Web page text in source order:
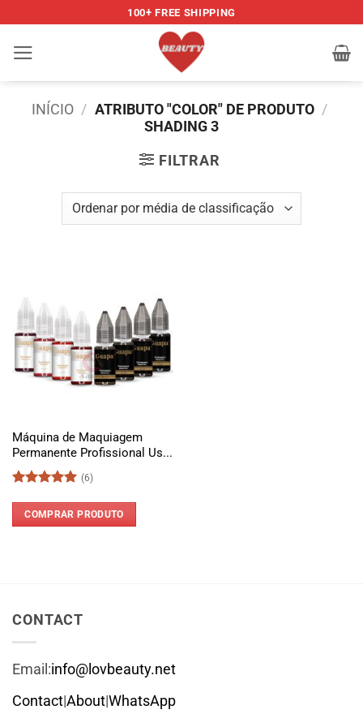
content
100+ FREE SHIPPING
INÍCIO / ATRIBUTO "COLOR" DE PRODUTO /
SHADING 3
FILTRAR
Máquina de Maquiagem
Permanente Profissional Us...
de 5
(6)
COMPRAR PRODUTO
CONTACT
Email:info@lovbeauty.net
Contact|About|WhatsApp